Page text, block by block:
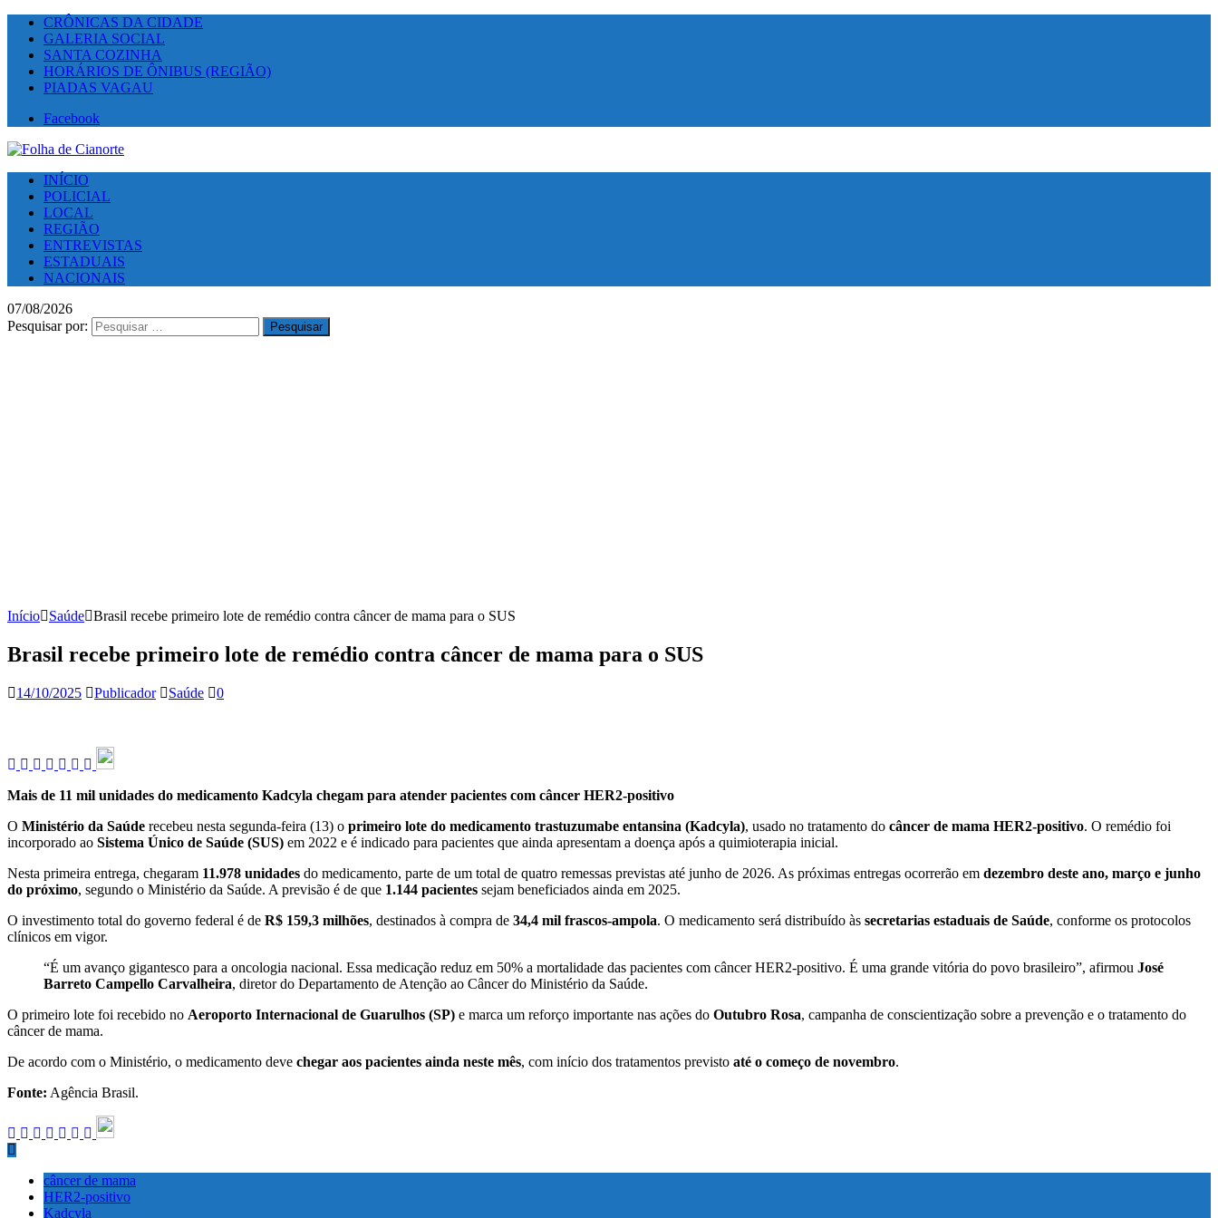
CRÔNICAS DA CIDADE
GALERIA SOCIAL
SANTA COZINHA
HORÁRIOS DE ÔNIBUS (REGIÃO)
PIADAS VAGAU
Facebook
INÍCIO
POLICIAL
LOCAL
REGIÃO
ENTREVISTAS
ESTADUAIS
NACIONAIS
07/08/2026
Pesquisar por:
Início Saúde Brasil recebe primeiro lote de remédio contra câncer de mama para o SUS
Brasil recebe primeiro lote de remédio contra câncer de mama para o SUS
14/10/2025 Publicador Saúde 0
Mais de 11 mil unidades do medicamento Kadcyla chegam para atender pacientes com câncer HER2-positivo
O Ministério da Saúde recebeu nesta segunda-feira (13) o primeiro lote do medicamento trastuzumabe entansina (Kadcyla), usado no tratamento do câncer de mama HER2-positivo. O remédio foi
incorporado ao Sistema Único de Saúde (SUS) em 2022 e é indicado para pacientes que ainda apresentam a doença após a quimioterapia inicial.
Nesta primeira entrega, chegaram 11.978 unidades do medicamento, parte de um total de quatro remessas previstas até junho de 2026. As próximas entregas ocorrerão em dezembro deste ano, março e junho
do próximo, segundo o Ministério da Saúde. A previsão é de que 1.144 pacientes sejam beneficiados ainda em 2025.
O investimento total do governo federal é de R$ 159,3 milhões, destinados à compra de 34,4 mil frascos-ampola. O medicamento será distribuído às secretarias estaduais de Saúde, conforme os protocolos
clínicos em vigor.
“É um avanço gigantesco para a oncologia nacional. Essa medicação reduz em 50% a mortalidade das pacientes com câncer HER2-positivo. É uma grande vitória do povo brasileiro”, afirmou José
Barreto Campello Carvalheira, diretor do Departamento de Atenção ao Câncer do Ministério da Saúde.
O primeiro lote foi recebido no Aeroporto Internacional de Guarulhos (SP) e marca um reforço importante nas ações do Outubro Rosa, campanha de conscientização sobre a prevenção e o tratamento do
câncer de mama.
De acordo com o Ministério, o medicamento deve chegar aos pacientes ainda neste mês, com início dos tratamentos previsto até o começo de novembro.
Fonte: Agência Brasil.
câncer de mama
HER2-positivo
Kadcyla